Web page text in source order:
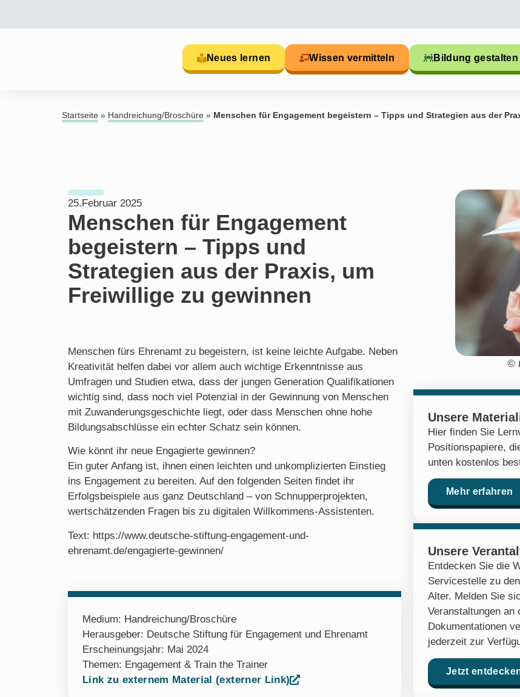
Neues lernen Wissen vermitteln Bildung gestalten
Startseite » Handreichung/Broschüre » Menschen für Engagement begeistern – Tipps und Strategien aus der
25.Februar 2025
Menschen für Engagement
begeistern – Tipps und
Strategien aus der Praxis, um
Freiwillige zu gewinnen
Menschen fürs Ehrenamt zu begeistern, ist keine leichte Aufgabe. Neben
Kreativität helfen dabei vor allem auch wichtige Erkenntnisse aus
Umfragen und Studien etwa, dass der jungen Generation Qualifikationen
wichtig sind, dass noch viel Potenzial in der Gewinnung von Menschen
mit Zuwanderungsgeschichte liegt, oder dass Menschen ohne hohe
Bildungsabschlüsse ein echter Schatz sein können.
Wie könnt ihr neue Engagierte gewinnen?
Ein guter Anfang ist, ihnen einen leichten und unkomplizierten Einstieg
ins Engagement zu bereiten. Auf den folgenden Seiten findet ihr
Erfolgsbeispiele aus ganz Deutschland – von Schnupperprojekten,
wertschätzenden Fragen bis zu digitalen Willkommens-Assistenten.
Text: https://www.deutsche-stiftung-engagement-und-
ehrenamt.de/engagierte-gewinnen/
Medium: Handreichung/Broschüre
Herausgeber: Deutsche Stiftung für Engagement und Ehrenamt
Erscheinungsjahr: Mai 2024
Themen: Engagement & Train the Trainer
Link zu externem Material (externer Link)
©
Unsere
Hier finden Sie
Positionspapiere,
unten kostenlos
Mehr erfahren
Unsere
Entdecken Sie die
Servicestelle zu
Alter. Melden Sie
Veranstaltungen an
Dokumentationen
jederzeit zur
Jetzt